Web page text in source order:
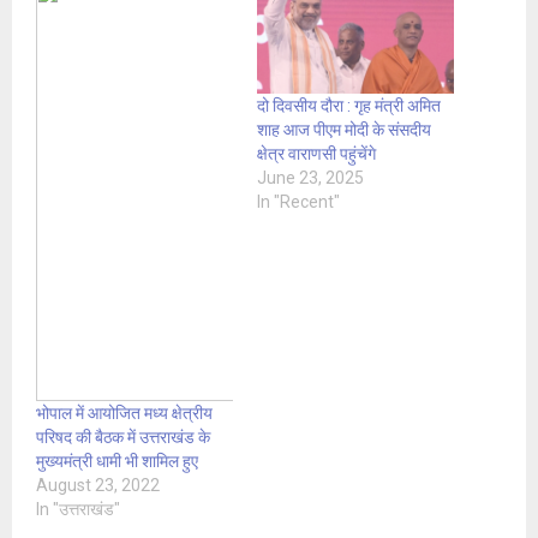
भोपाल में आयोजित मध्य क्षेत्रीय
परिषद की बैठक में उत्तराखंड के
मुख्यमंत्री धामी भी शामिल हुए
August 23, 2022
In "उत्तराखंड"
दो दिवसीय दौरा : गृह मंत्री अमित
शाह आज पीएम मोदी के संसदीय
क्षेत्र वाराणसी पहुंचेंगे
June 23, 2025
In "Recent"